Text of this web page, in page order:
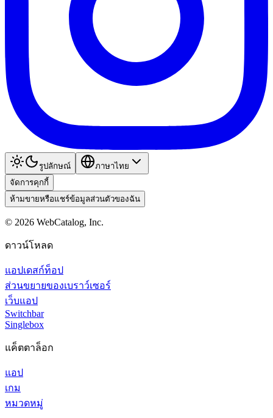
รูปลักษณ์
ภาษาไทย
จัดการคุกกี้
ห้ามขายหรือแชร์ข้อมูลส่วนตัวของฉัน
© 2026 WebCatalog, Inc.
ดาวน์โหลด
แอปเดสก์ท็อป
ส่วนขยายของเบราว์เซอร์
เว็บแอป
Switchbar
Singlebox
แค็ตตาล็อก
แอป
เกม
หมวดหมู่